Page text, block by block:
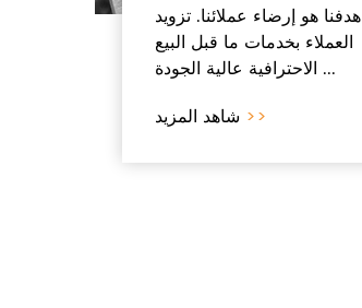
هدفنا هو إرضاء عملائنا. تزويد
العملاء بخدمات ما قبل البيع
الاحترافية عالية الجودة ...
>>